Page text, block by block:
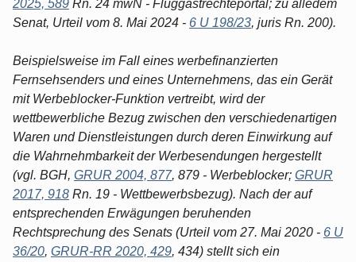
2025, 589 Rn. 24 mwN - Fluggastrechteportal; zu alledem
Senat, Urteil vom 8. Mai 2024 - 6 U 198/23, juris Rn. 200).
Beispielsweise im Fall eines werbefinanzierten
Fernsehsenders und eines Unternehmens, das ein Gerät
mit Werbeblocker-Funktion vertreibt, wird der
wettbewerbliche Bezug zwischen den verschiedenartigen
Waren und Dienstleistungen durch deren Einwirkung auf
die Wahrnehmbarkeit der Werbesendungen hergestellt
(vgl. BGH, GRUR 2004, 877, 879 - Werbeblocker; GRUR
2017, 918 Rn. 19 - Wettbewerbsbezug). Nach der auf
entsprechenden Erwägungen beruhenden
Rechtsprechung des Senats (Urteil vom 27. Mai 2020 - 6 U
36/20, GRUR-RR 2020, 429, 434) stellt sich ein